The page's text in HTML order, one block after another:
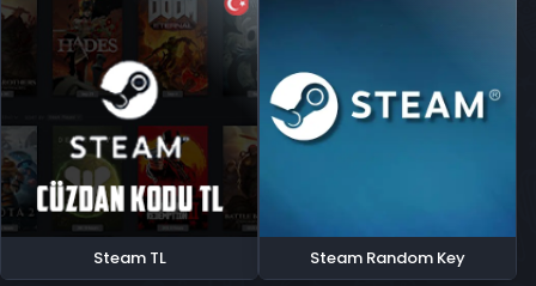
Steam TL Steam Random Key